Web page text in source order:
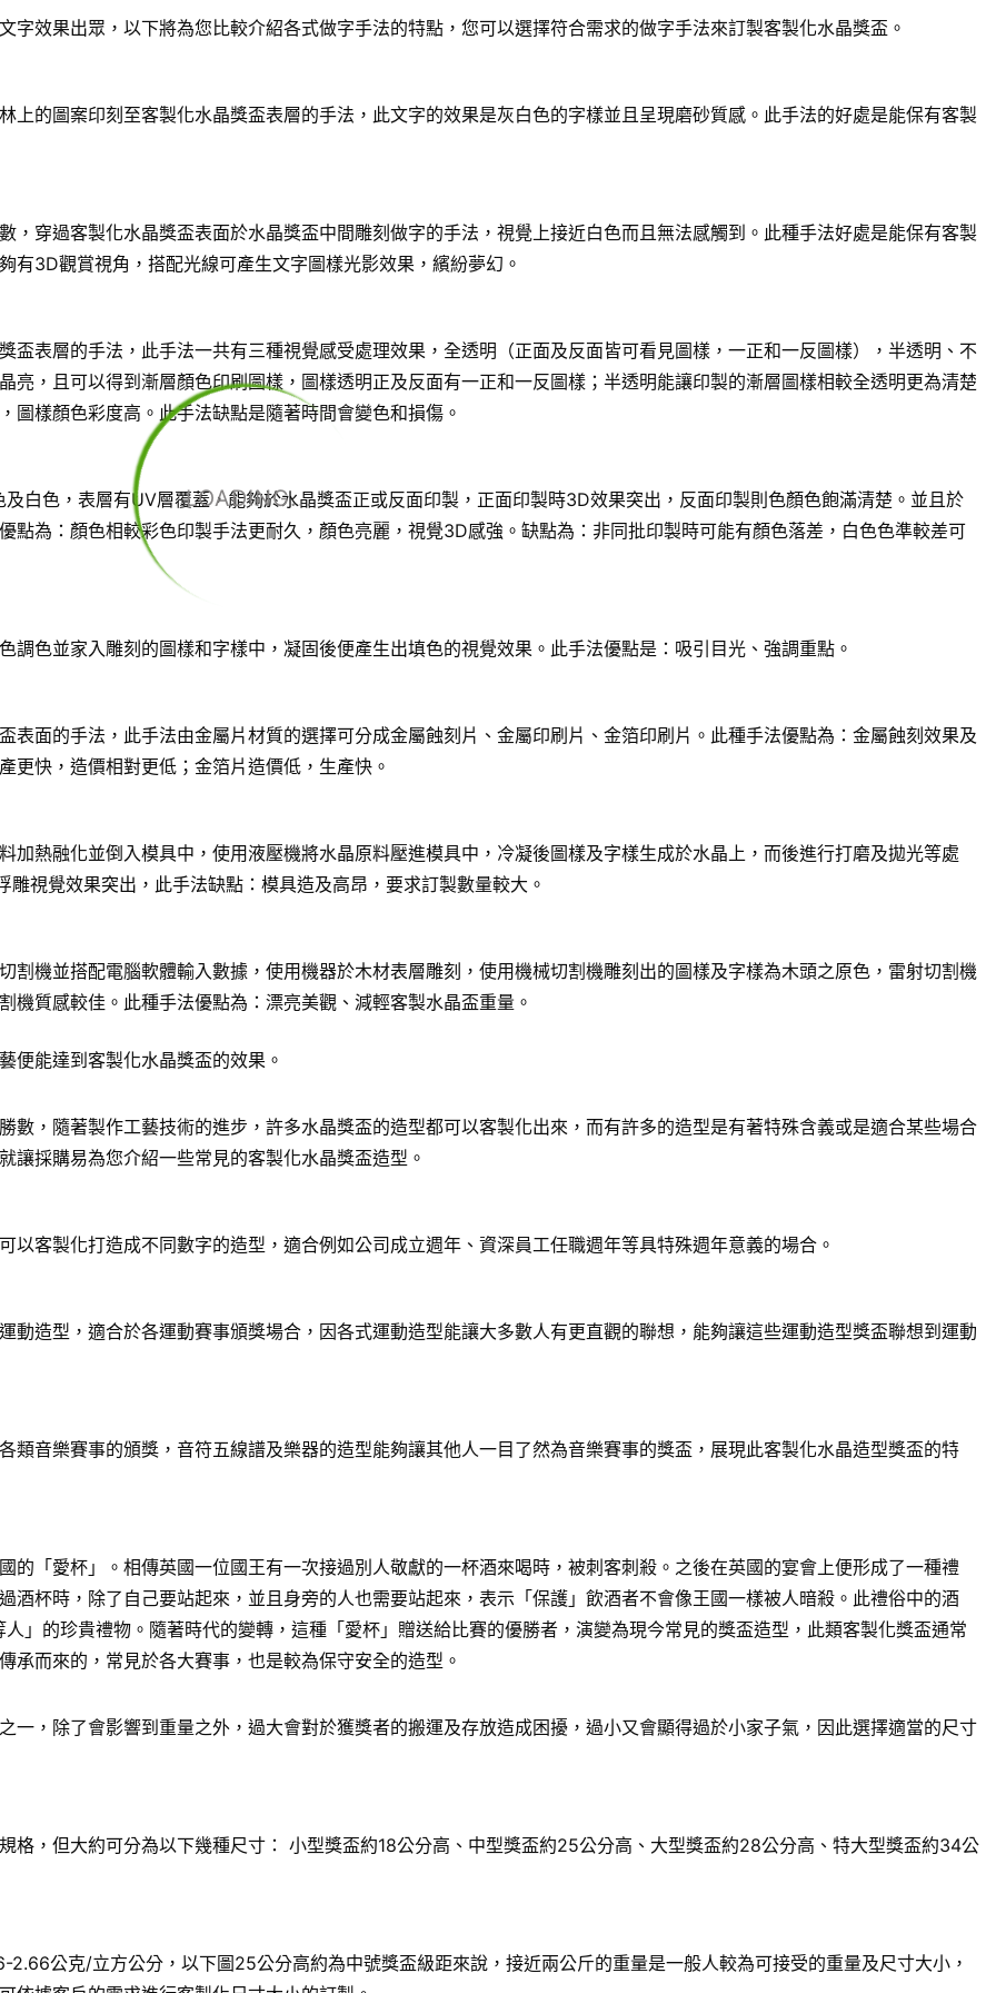
LOADING...
效果出眾，以下將為您比較介紹各式做字手法的特點，您可以選擇符合需求的做字手法來訂製客製化水晶獎盃。
上的圖案印刻至客製化水晶獎盃表層的手法，此文字的效果是灰白色的字樣並且呈現磨砂質感。此手法的好處是能保有客製
，穿過客製化水晶獎盃表面於水晶獎盃中間雕刻做字的手法，視覺上接近白色而且無法感觸到。此種手法好處是能保有客製
3D觀賞視角，搭配光線可產生文字圖樣光影效果，繽紛夢幻。
盃表層的手法，此手法一共有三種視覺感受處理效果，全透明（正面及反面皆可看見圖樣，一正和一反圖樣），半透明、不
亮，且可以得到漸層顏色印刷圖樣，圖樣透明正及反面有一正和一反圖樣；半透明能讓印製的漸層圖樣相較全透明更為清楚
樣顏色彩度高。此手法缺點是隨著時間會變色和損傷。
白色，表層有UV層覆蓋，能夠於水晶獎盃正或反面印製，正面印製時3D效果突出，反面印製則色顏色飽滿清楚。並且於
點為：顏色相較彩色印製手法更耐久，顏色亮麗，視覺3D感強。缺點為：非同批印製時可能有顏色落差，白色色準較差可
色並家入雕刻的圖樣和字樣中，凝固後便產生出填色的視覺效果。此手法優點是：吸引目光、強調重點。
表面的手法，此手法由金屬片材質的選擇可分成金屬蝕刻片、金屬印刷片、金箔印刷片。此種手法優點為：金屬蝕刻效果及
更快，造價相對更低；金箔片造價低，生產快。
加熱融化並倒入模具中，使用液壓機將水晶原料壓進模具中，冷凝後圖樣及字樣生成於水晶上，而後進行打磨及拋光等處
視覺效果突出，此手法缺點：模具造及高昂，要求訂製數量較大。
割機並搭配電腦軟體輸入數據，使用機器於木材表層雕刻，使用機械切割機雕刻出的圖樣及字樣為木頭之原色，雷射切割機
質感較佳。此種手法優點為：漂亮美觀、減輕客製水晶盃重量。
便能達到客製化水晶獎盃的效果。
數，隨著製作工藝技術的進步，許多水晶獎盃的造型都可以客製化出來，而有許多的造型是有著特殊含義或是適合某些場合
讓採購易為您介紹一些常見的客製化水晶獎盃造型。
客製化打造成不同數字的造型，適合例如公司成立週年、資深員工任職週年等具特殊週年意義的場合。
動造型，適合於各運動賽事頒獎場合，因各式運動造型能讓大多數人有更直觀的聯想，能夠讓這些運動造型獎盃聯想到運動
類音樂賽事的頒獎，音符五線譜及樂器的造型能夠讓其他人一目了然為音樂賽事的獎盃，展現此客製化水晶造型獎盃的特
的「愛杯」。相傳英國一位國王有一次接過別人敬獻的一杯酒來喝時，被刺客刺殺。之後在英國的宴會上便形成了一種禮
酒杯時，除了自己要站起來，並且身旁的人也需要站起來，表示「保護」飲酒者不會像王國一樣被人暗殺。此禮俗中的酒
」的珍貴禮物。隨著時代的變轉，這種「愛杯」贈送給比賽的優勝者，演變為現今常見的獎盃造型，此類客製化獎盃通常
而來的，常見於各大賽事，也是較為保守安全的造型。
一，除了會影響到重量之外，過大會對於獲獎者的搬運及存放造成困擾，過小又會顯得過於小家子氣，因此選擇適當的尺寸
格，但大約可分為以下幾種尺寸： 小型獎盃約18公分高、中型獎盃約25公分高、大型獎盃約28公分高、特大型獎盃約34公
公克/立方公分，以下圖25公分高約為中號獎盃級距來說，接近兩公斤的重量是一般人較為可接受的重量及尺寸大小，